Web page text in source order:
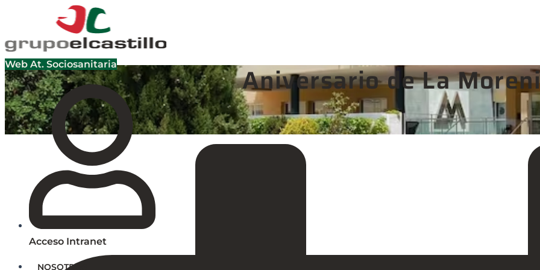
contenido
Web At. Sociosanitaria
Acceso Intranet
NOSOTROS
Aniversario de La